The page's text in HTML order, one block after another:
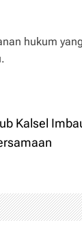
hukum yang
Kalsel